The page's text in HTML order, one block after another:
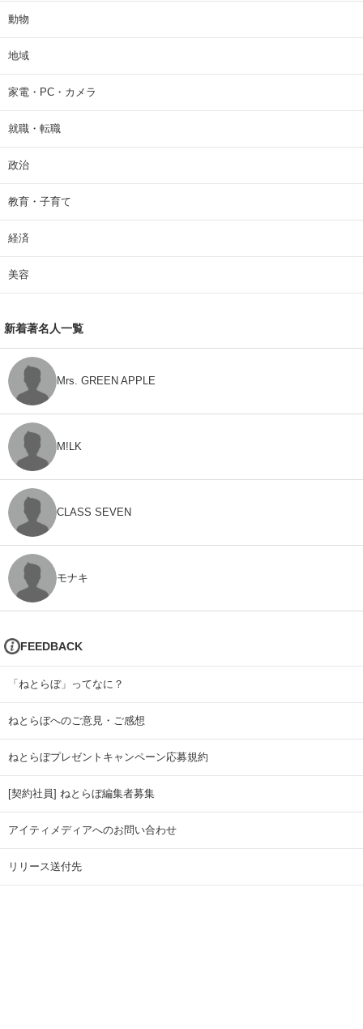
動物
地域
家電・PC・カメラ
就職・転職
政治
教育・子育て
経済
美容
新着著名人一覧
Mrs. GREEN APPLE
M!LK
CLASS SEVEN
モナキ
FEEDBACK
「ねとらぼ」ってなに？
ねとらぼへのご意見・ご感想
ねとらぼプレゼントキャンペーン応募規約
[契約社員] ねとらぼ編集者募集
アイティメディアへのお問い合わせ
リリース送付先